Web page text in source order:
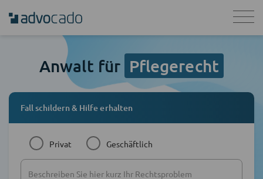
Anwalt für Pflegerecht
Fall schildern & Hilfe erhalten
Privat Geschäftlich